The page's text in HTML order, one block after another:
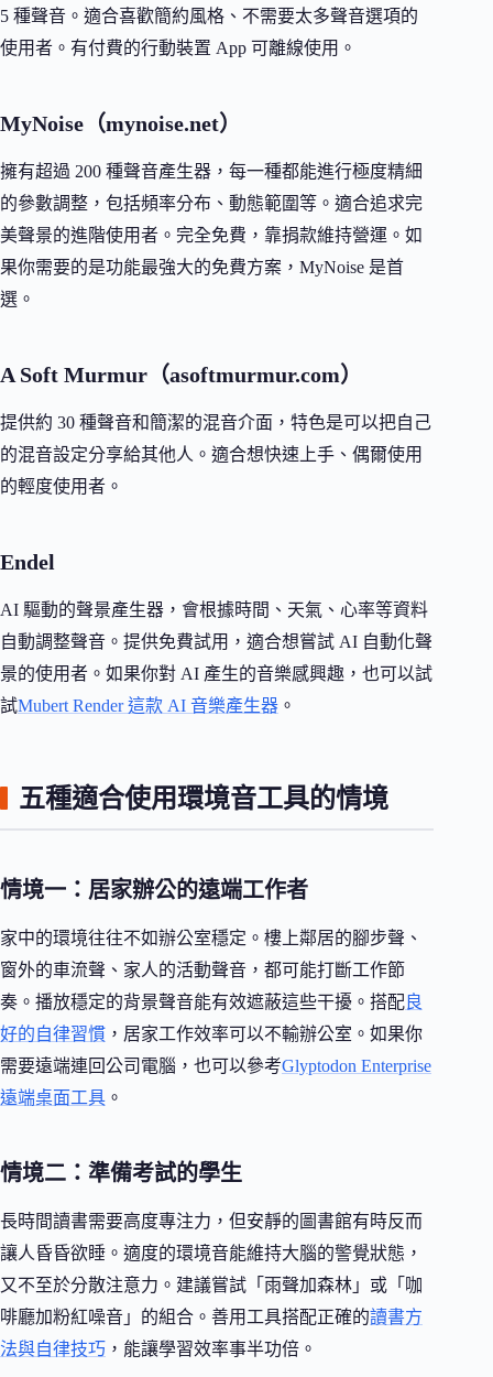
5 種聲音。適合喜歡簡約風格、不需要太多聲音選項的
使用者。有付費的行動裝置 App 可離線使用。
MyNoise（mynoise.net）
擁有超過 200 種聲音產生器，每一種都能進行極度精細
的參數調整，包括頻率分布、動態範圍等。適合追求完
美聲景的進階使用者。完全免費，靠捐款維持營運。如
果你需要的是功能最強大的免費方案，MyNoise 是首
選。
A Soft Murmur（asoftmurmur.com）
提供約 30 種聲音和簡潔的混音介面，特色是可以把自己
的混音設定分享給其他人。適合想快速上手、偶爾使用
的輕度使用者。
Endel
AI 驅動的聲景產生器，會根據時間、天氣、心率等資料
自動調整聲音。提供免費試用，適合想嘗試 AI 自動化聲
景的使用者。如果你對 AI 產生的音樂感興趣，也可以試
試Mubert Render 這款 AI 音樂產生器 。
五種適合使用環境音工具的情境
情境一：居家辦公的遠端工作者
家中的環境往往不如辦公室穩定。樓上鄰居的腳步聲、
窗外的車流聲、家人的活動聲音，都可能打斷工作節
奏。播放穩定的背景聲音能有效遮蔽這些干擾。搭配 良
好的自律習慣 ，居家工作效率可以不輸辦公室。如果你
需要遠端連回公司電腦，也可以參考Glyptodon Enterprise
遠端桌面工具 。
情境二：準備考試的學生
長時間讀書需要高度專注力，但安靜的圖書館有時反而
讓人昏昏欲睡。適度的環境音能維持大腦的警覺狀態，
又不至於分散注意力。建議嘗試「雨聲加森林」或「咖
啡廳加粉紅噪音」的組合。善用工具搭配正確的讀書方
法與自律技巧 ，能讓學習效率事半功倍。